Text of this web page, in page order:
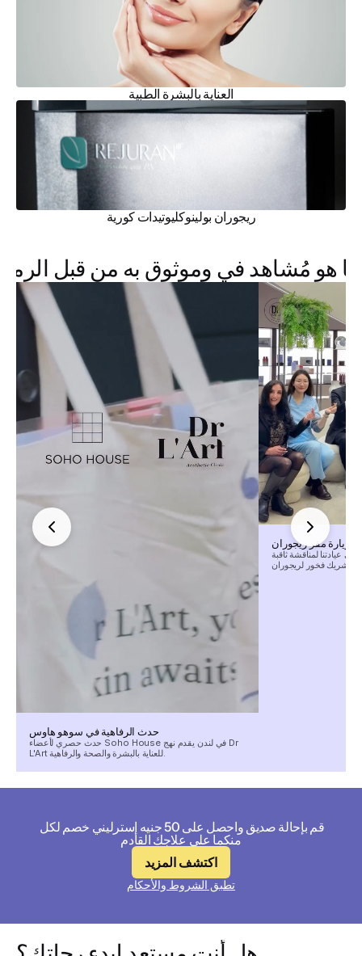
العناية بالبشرة الطبية
ريجوران بولينوكليوتيدات كورية
هو مُشاهد في وموثوق به من قبل
حدث الرفاهية في سوهو هاوس
حدث حصري لأعضاء Soho House في لندن يقدم نهج Dr
L'Art للعناية بالبشرة والصحة والرفاهية.
زيارة مقر ريجوران
عيادتنا لمناقشة ثاقبة
منكما على علاجك القادم
اكتشف المزيد
تطبق الشروط والأحكام